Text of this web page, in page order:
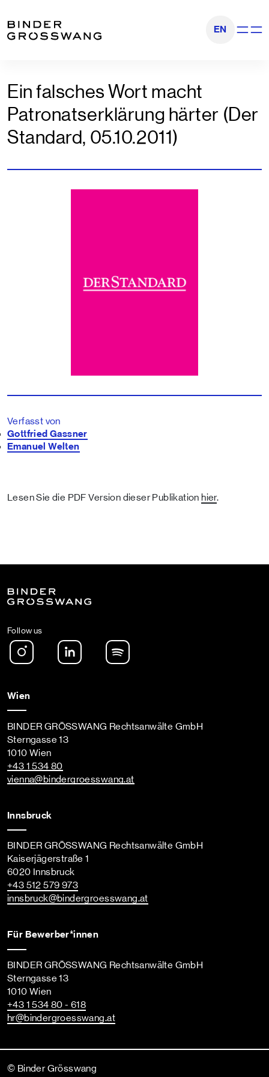
EN
Ein falsches Wort macht
Patronatserklärung härter (Der
Standard, 05.10.2011)
Verfasst von
Gottfried Gassner
Emanuel Welten
Lesen Sie die PDF Version dieser Publikation hier.
Follow us
Instagram LinkedIn
Wien
BINDER GRÖSSWANG Rechtsanwälte GmbH
Sterngasse 13
1010 Wien
+43 1 534 80
vienna@bindergroesswang.at
Innsbruck
BINDER GRÖSSWANG Rechtsanwälte GmbH
Kaiserjägerstraße 1
6020 Innsbruck
+43 512 579 973
innsbruck@bindergroesswang.at
Für Bewerber*innen
BINDER GRÖSSWANG Rechtsanwälte GmbH
Sterngasse 13
1010 Wien
+43 1 534 80 - 618
hr@bindergroesswang.at
© Binder Grösswang